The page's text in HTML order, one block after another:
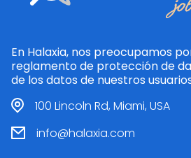
En Halaxia, nos preocupamos
reglamento de protección de
de los datos de nuestros
100 Lincoln Rd, Miami, USA
info@halaxia.com